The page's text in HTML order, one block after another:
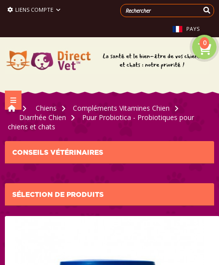
LIENS COMPTE
PAYS
0
Navigation bascule
>
Chiens >
Compléments Vitamines Chien
Diarrhée Chien >
Puur Probiotica - Probiotiques pour
chiens et chats
CONSEILS VÉTÉRINAIRES
SÉLECTION DE PRODUITS